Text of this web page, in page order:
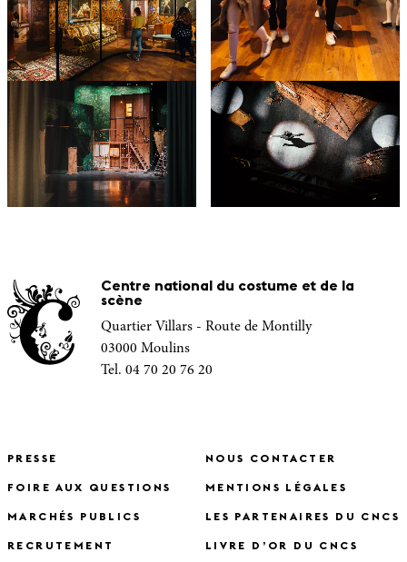
Centre national du costume et de la
scène
Quartier Villars - Route de Montilly
03000 Moulins
Tel. 04 70 20 76 20
PRESSE
FOIRE AUX QUESTIONS
MARCHÉS PUBLICS
RECRUTEMENT
NOUS CONTACTER
MENTIONS LÉGALES
LES PARTENAIRES DU CNCS
LIVRE D’OR DU CNCS